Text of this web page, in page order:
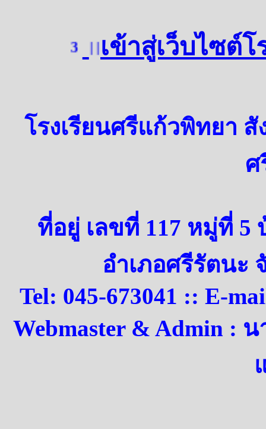
3| | | | | | | | |เข้าสู่เว็บไซต์
โรงเรียนศรีแก้วพิทยา
ศ
ที่อยู่ เลขที่ 117 หมู่ที่
อำเภอศรีรัตนะ
Tel: 045-673041 :: E-
Webmaster & Admin